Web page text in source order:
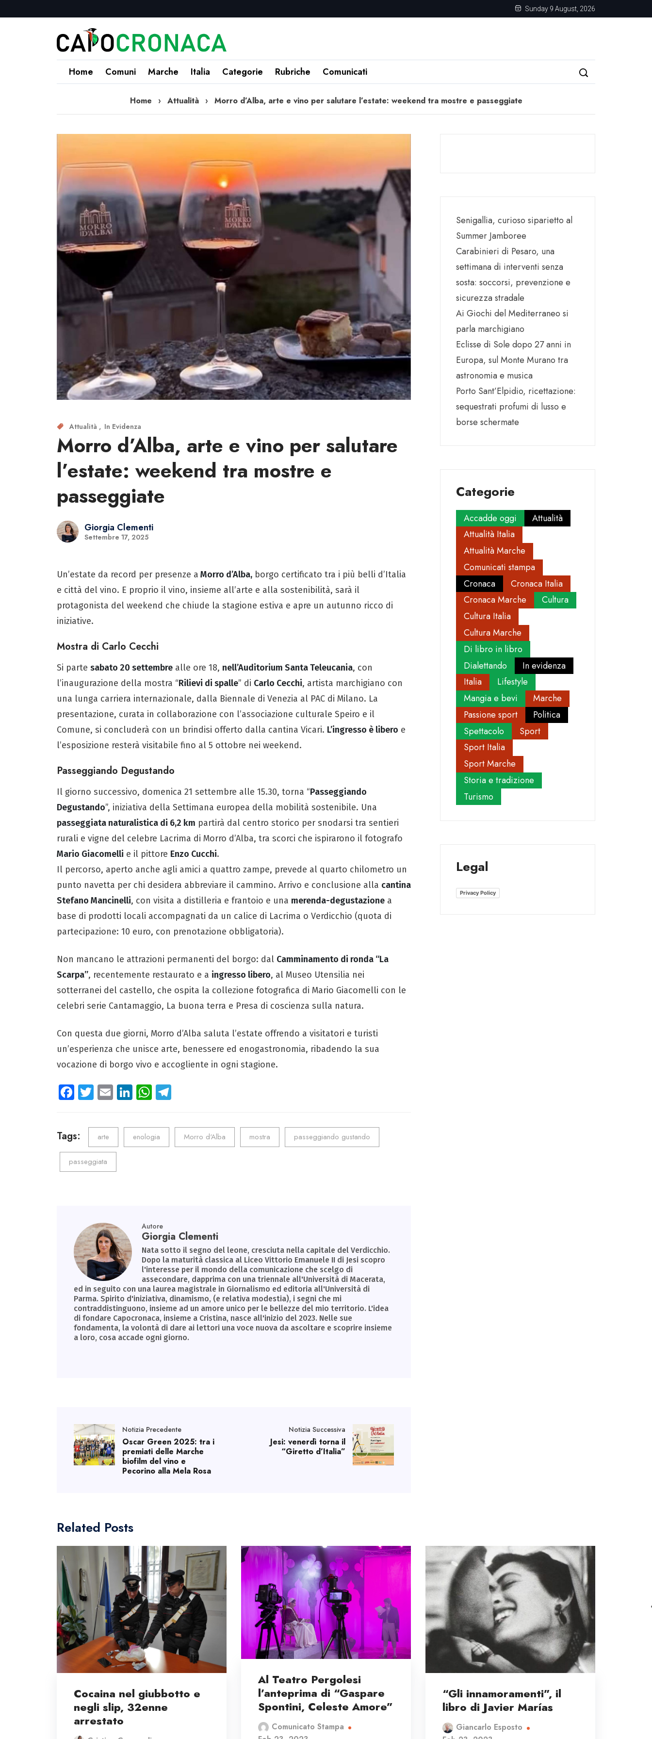
Sunday 9 August, 2026
Home Comuni Marche Italia Categorie Rubriche Comunicati
Home › Attualità › Morro d’Alba, arte e vino per salutare l’estate: weekend tra mostre e passeggiate
Attualità In Evidenza
Morro d’Alba, arte e vino per salutare
l’estate: weekend tra mostre e
passeggiate
Giorgia Clementi
Settembre 17, 2025
Un’estate da record per presenze a Morro d’Alba, borgo certificato tra i più belli d’Italia
e città del vino. E proprio il vino, insieme all’arte e alla sostenibilità, sarà il
protagonista del weekend che chiude la stagione estiva e apre un autunno ricco di
iniziative.
Mostra di Carlo Cecchi
Si parte sabato 20 settembre alle ore 18, nell’Auditorium Santa Teleucania, con
l’inaugurazione della mostra “Rilievi di spalle” di Carlo Cecchi, artista marchigiano con
una lunga carriera internazionale, dalla Biennale di Venezia al PAC di Milano. La
presentazione, curata in collaborazione con l’associazione culturale Speiro e il
Comune, si concluderà con un brindisi offerto dalla cantina Vicari. L’ingresso è libero e
l’esposizione resterà visitabile fino al 5 ottobre nei weekend.
Passeggiando Degustando
Il giorno successivo, domenica 21 settembre alle 15.30, torna “Passeggiando
Degustando”, iniziativa della Settimana europea della mobilità sostenibile. Una
passeggiata naturalistica di 6,2 km partirà dal centro storico per snodarsi tra sentieri
rurali e vigne del celebre Lacrima di Morro d’Alba, tra scorci che ispirarono il fotografo
Mario Giacomelli e il pittore Enzo Cucchi.
Il percorso, aperto anche agli amici a quattro zampe, prevede al quarto chilometro un
punto navetta per chi desidera abbreviare il cammino. Arrivo e conclusione alla cantina
Stefano Mancinelli, con visita a distilleria e frantoio e una merenda-degustazione a
base di prodotti locali accompagnati da un calice di Lacrima o Verdicchio (quota di
partecipazione: 10 euro, con prenotazione obbligatoria).
Non mancano le attrazioni permanenti del borgo: dal Camminamento di ronda “La
Scarpa”, recentemente restaurato e a ingresso libero, al Museo Utensilia nei
sotterranei del castello, che ospita la collezione fotografica di Mario Giacomelli con le
celebri serie Cantamaggio, La buona terra e Presa di coscienza sulla natura.
Con questa due giorni, Morro d’Alba saluta l’estate offrendo a visitatori e turisti
un’esperienza che unisce arte, benessere ed enogastronomia, ribadendo la sua
vocazione di borgo vivo e accogliente in ogni stagione.
Fa
ce
o
ok
T
wi
tt
er
E
m
ail
Li
nk
e
dI
n
W
ha
ts
A
p
gr
m
Tags: arte enologia Morro d'Alba mostra passeggiando gustando
passeggiata
Autore
Giorgia Clementi
Nata sotto il segno del leone, cresciuta nella capitale del Verdicchio.
Dopo la maturità classica al Liceo Vittorio Emanuele II di Jesi scopro
l'interesse per il mondo della comunicazione che scelgo di
assecondare, dapprima con una triennale all'Università di Macerata,
ed in seguito con una laurea magistrale in Giornalismo ed editoria all'Università di
Parma. Spirito d'iniziativa, dinamismo, (e relativa modestia), i segni che mi
contraddistinguono, insieme ad un amore unico per le bellezze del mio territorio. L'idea
di fondare Capocronaca, insieme a Cristina, nasce all'inizio del 2023. Nelle sue
fondamenta, la volontà di dare ai lettori una voce nuova da ascoltare e scoprire insieme
a loro, cosa accade ogni giorno.
Notizia Precedente
Oscar Green 2025: tra i
premiati delle Marche
biofilm del vino e
Pecorino alla Mela Rosa
Notizia Successiva
Jesi: venerdì torna il
“Giretto d’Italia”
Senigallia, curioso siparietto al
Summer Jamboree
Carabinieri di Pesaro, una
settimana di interventi senza
sosta: soccorsi, prevenzione e
sicurezza stradale
Ai Giochi del Mediterraneo si
parla marchigiano
Eclisse di Sole dopo 27 anni in
Europa, sul Monte Murano tra
astronomia e musica
Porto Sant’Elpidio, ricettazione:
sequestrati profumi di lusso e
borse schermate
Categorie
Accadde oggi
Attualità
Attualità Italia
Attualità Marche
Comunicati stampa
Cronaca
Cronaca Italia
Cronaca Marche
Cultura
Cultura Italia
Cultura Marche
Di libro in libro
Dialettando
In evidenza
Italia
Lifestyle
Mangia e bevi
Marche
Passione sport
Politica
Spettacolo
Sport
Sport Italia
Sport Marche
Storia e tradizione
Turismo
Legal
Privacy Policy
Related Posts
Cocaina nel giubbotto e
negli slip, 32enne
arrestato
Al Teatro Pergolesi
l’anteprima di “Gaspare
Spontini, Celeste Amore”
Comunicato Stampa
“Gli innamoramenti”, il
libro di Javier Marías
Giancarlo Esposto